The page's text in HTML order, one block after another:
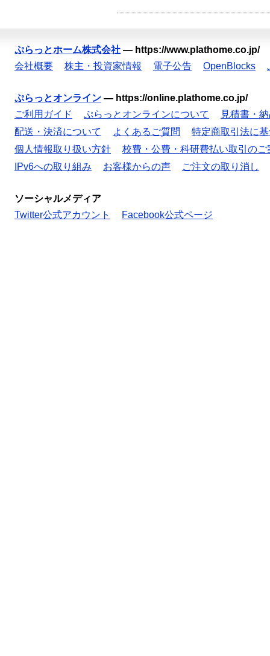
ぷらっとホーム株式会社 — https://www.plathome.co.jp/
会社概要
株主・投資家情報 電子公告 OpenBlocks
ぷらっとオンライン — https://online.plathome.co.jp/
ご利用ガイド
ぷらっとオンラインについて
見積書・
配送・決済について
よくあるご質問
特定商取引法に
個人情報取り扱い方針
校費・公費・科研費払い取引のご
IPv6への取り組み
お客様からの声 ご注文の取り消し
ソーシャルメディア
Twitter公式アカウント
Facebook公式ページ